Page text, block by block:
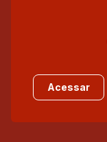
Acessar